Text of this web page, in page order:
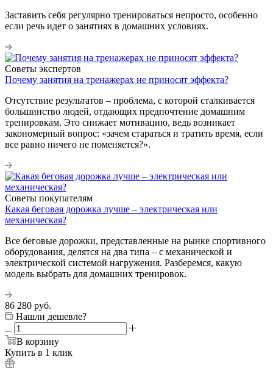
Заставить себя регулярно тренироваться непросто, особенно
если речь идет о занятиях в домашних условиях.
Советы экспертов
Почему занятия на тренажерах не приносят эффекта?
Отсутствие результатов – проблема, с которой сталкивается
большинство людей, отдающих предпочтение домашним
тренировкам. Это снижает мотивацию, ведь возникает
закономерный вопрос: «зачем стараться и тратить время, если
все равно ничего не поменяется?».
Советы покупателям
Какая беговая дорожка лучше – электрическая или
механическая?
Все беговые дорожки, представленные на рынке спортивного
оборудования, делятся на два типа – с механической и
электрической системой нагружения. Разберемся, какую
модель выбрать для домашних тренировок.
86 280 руб.
Нашли дешевле?
В корзину
Купить в 1 клик